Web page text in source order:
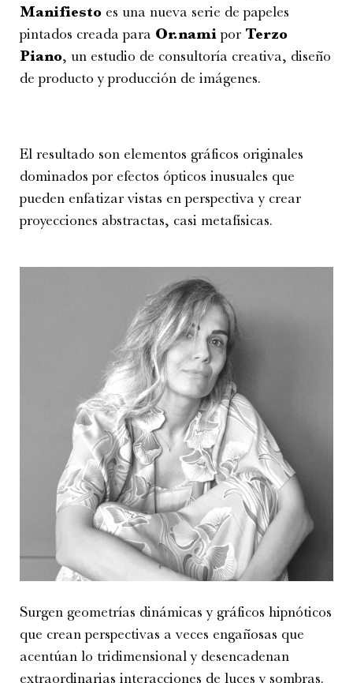
Manifiesto es una nueva serie de papeles
pintados creada para Or.namipor Terzo
Piano, un estudio de consultoría creativa, diseño
de producto y producción de imágenes.
El resultado son elementos gráficos originales
dominados por efectos ópticos inusuales que
pueden enfatizar vistas en perspectiva y crear
proyecciones abstractas, casi metafísicas.
Surgen geometrías dinámicas y gráficos hipnóticos
que crean perspectivas a veces engañosas que
acentúan lo tridimensional y desencadenan
extraordinarias interacciones de luces y sombras.